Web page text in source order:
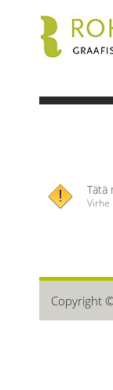
Tätä
Virhe
Copyright